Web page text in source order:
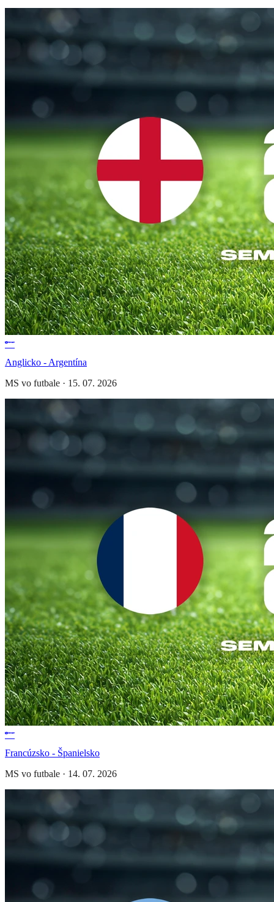
Anglicko - Argentína
MS vo futbale · 15. 07. 2026
Francúzsko - Španielsko
MS vo futbale · 14. 07. 2026